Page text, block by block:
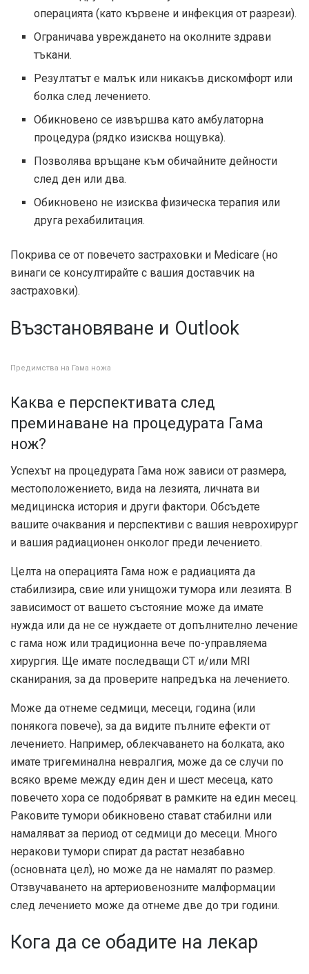
операцията (като кървене и инфекция от разрези).
Ограничава увреждането на околните здрави
тъкани.
Резултатът е малък или никакъв дискомфорт или
болка след лечението.
Обикновено се извършва като амбулаторна
процедура (рядко изисква нощувка).
Позволява връщане към обичайните дейности
след ден или два.
Обикновено не изисква физическа терапия или
друга рехабилитация.
Покрива се от повечето застраховки и Medicare (но
винаги се консултирайте с вашия доставчик на
застраховки).
Възстановяване и Outlook
Предимства на Гама ножа
Каква е перспективата след
преминаване на процедурата Гама
нож?
Успехът на процедурата Гама нож зависи от размера,
местоположението, вида на лезията, личната ви
медицинска история и други фактори. Обсъдете
вашите очаквания и перспективи с вашия неврохирург
и вашия радиационен онколог преди лечението.
Целта на операцията Гама нож е радиацията да
стабилизира, свие или унищожи тумора или лезията. В
зависимост от вашето състояние може да имате
нужда или да не се нуждаете от допълнително лечение
с гама нож или традиционна вече по-управляема
хирургия. Ще имате последващи CT и/или MRI
сканирания, за да проверите напредъка на лечението.
Може да отнеме седмици, месеци, година (или
понякога повече), за да видите пълните ефекти от
лечението. Например, облекчаването на болката, ако
имате тригеминална невралгия, може да се случи по
всяко време между един ден и шест месеца, като
повечето хора се подобряват в рамките на един месец.
Раковите тумори обикновено стават стабилни или
намаляват за период от седмици до месеци. Много
неракови тумори спират да растат незабавно
(основната цел), но може да не намалят по размер.
Отзвучаването на артериовенозните малформации
след лечението може да отнеме две до три години.
Кога да се обадите на лекар